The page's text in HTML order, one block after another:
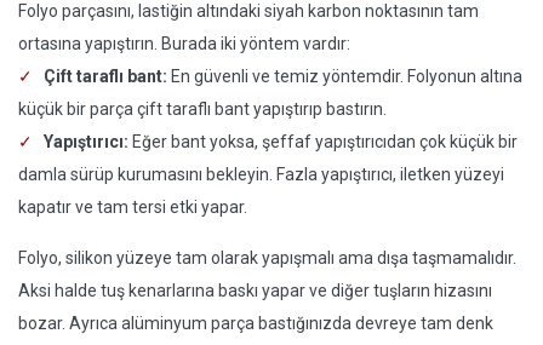
Folyo parçasını, lastiğin altındaki siyah karbon noktasının tam
ortasına yapıştırın. Burada iki yöntem vardır:
Çift taraflı bant: En güvenli ve temiz yöntemdir. Folyonun altına
küçük bir parça çift taraflı bant yapıştırıp bastırın.
Yapıştırıcı: Eğer bant yoksa, şeffaf yapıştırıcıdan çok küçük bir
damla sürüp kurumasını bekleyin. Fazla yapıştırıcı, iletken yüzeyi
kapatır ve tam tersi etki yapar.
Folyo, silikon yüzeye tam olarak yapışmalı ama dışa taşmamalıdır.
Aksi halde tuş kenarlarına baskı yapar ve diğer tuşların hizasını
bozar. Ayrıca alüminyum parça bastığınızda devreye tam denk